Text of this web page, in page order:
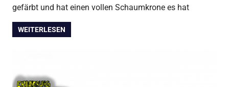
gefärbt und hat einen vollen Schaumkrone es hat
WEITERLESEN